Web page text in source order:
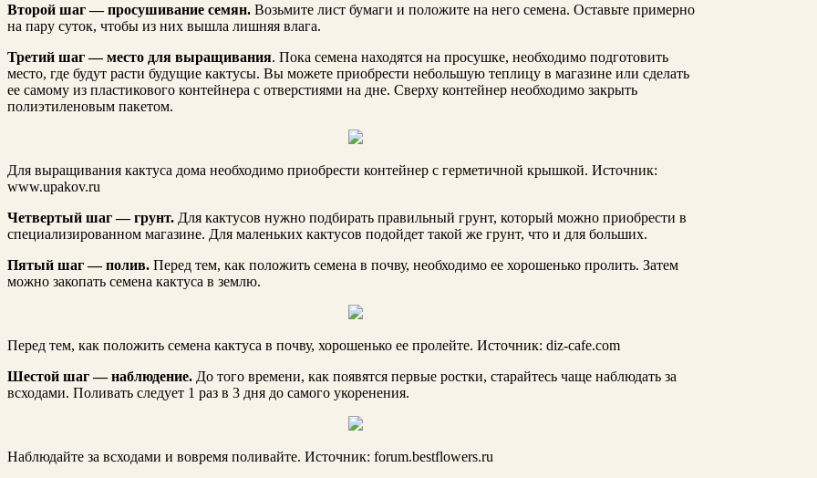
Второй шаг — просушивание семян. Возьмите лист бумаги и положите на него семена. Оставьте примерно
на пару суток, чтобы из них вышла лишняя влага.
Третий шаг — место для выращивания. Пока семена находятся на просушке, необходимо подготовить
место, где будут расти будущие кактусы. Вы можете приобрести небольшую теплицу в магазине или сделать
ее самому из пластикового контейнера с отверстиями на дне. Сверху контейнер необходимо закрыть
полиэтиленовым пакетом.
Для выращивания кактуса дома необходимо приобрести контейнер с герметичной крышкой. Источник:
www.upakov.ru
Четвертый шаг — грунт. Для кактусов нужно подбирать правильный грунт, который можно приобрести в
специализированном магазине. Для маленьких кактусов подойдет такой же грунт, что и для больших.
Пятый шаг — полив. Перед тем, как положить семена в почву, необходимо ее хорошенько пролить. Затем
можно закопать семена кактуса в землю.
Перед тем, как положить семена кактуса в почву, хорошенько ее пролейте. Источник: diz-cafe.com
Шестой шаг — наблюдение. До того времени, как появятся первые ростки, старайтесь чаще наблюдать за
всходами. Поливать следует 1 раз в 3 дня до самого укоренения.
Наблюдайте за всходами и вовремя поливайте. Источник: forum.bestflowers.ru